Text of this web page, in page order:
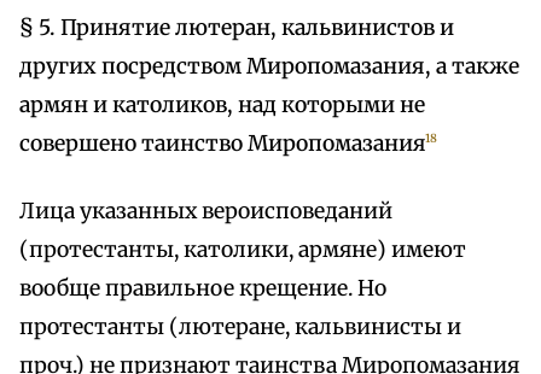
§ 5. Принятие лютеран, кальвинистов и
других посредством Миропомазания, а также
армян и католиков, над которыми не
совершено таинство Миропомазания18
Лица указанных вероисповеданий
(протестанты, католики, армяне) имеют
вообще правильное крещение. Но
протестанты (лютеране, кальвинисты и
проч.) не признают таинства Миропомазания